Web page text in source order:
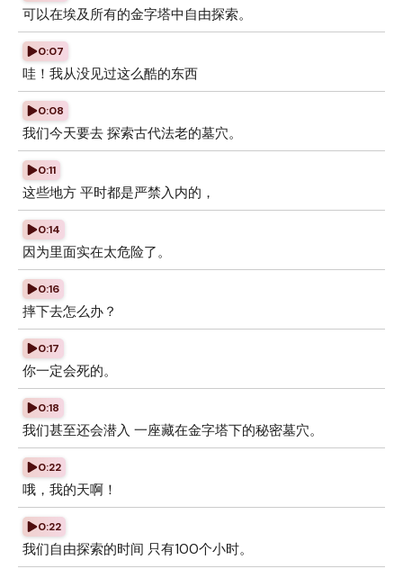
可以在埃及所有的金字塔中自由探索。
0:07
哇！我从没见过这么酷的东西
0:08
我们今天要去 探索古代法老的墓穴。
0:11
这些地方 平时都是严禁入内的，
0:14
因为里面实在太危险了。
0:16
摔下去怎么办？
0:17
你一定会死的。
0:18
我们甚至还会潜入 一座藏在金字塔下的秘密墓穴。
0:22
哦，我的天啊！
0:22
我们自由探索的时间 只有100个小时。